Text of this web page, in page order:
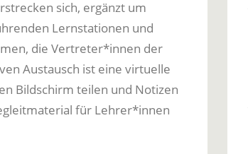
sich, ergänzt um
Lernstationen und
die Vertreter*innen der
Austausch ist eine virtuelle
Bildschirm teilen und Notizen
für Lehrer*innen